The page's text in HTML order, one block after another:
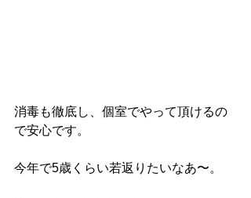
消毒も徹底し、個室でやって頂けるの
で安心です。
今年で5歳くらい若返りたいなあ〜。